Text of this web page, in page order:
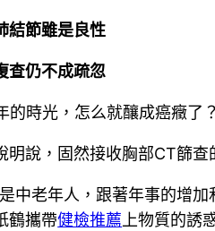
結節雖是良性
查仍不成疏忽
的時光，怎么就釀成癌癥了
明說，固然接收胸部CT篩查
中老年人，跟著年事的增
鶴攜帶健檢推薦 上物質的誘